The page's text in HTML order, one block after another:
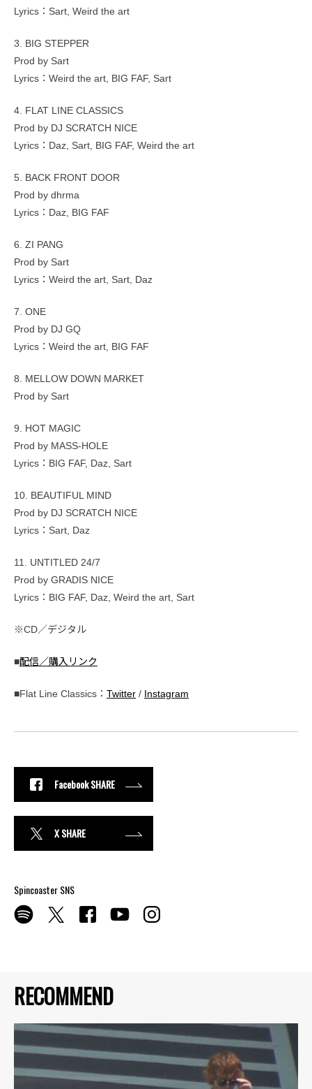
RECOMMEND
Lyrics：Sart, Weird the art
3. BIG STEPPER
Prod by Sart
Lyrics：Weird the art, BIG FAF, Sart
4. FLAT LINE CLASSICS
Prod by DJ SCRATCH NICE
Lyrics：Daz, Sart, BIG FAF, Weird the art
5. BACK FRONT DOOR
Prod by dhrma
Lyrics：Daz, BIG FAF
6. ZI PANG
Prod by Sart
Lyrics：Weird the art, Sart, Daz
7. ONE
Prod by DJ GQ
Lyrics：Weird the art, BIG FAF
8. MELLOW DOWN MARKET
Prod by Sart
9. HOT MAGIC
Prod by MASS-HOLE
Lyrics：BIG FAF, Daz, Sart
10. BEAUTIFUL MIND
Prod by DJ SCRATCH NICE
Lyrics：Sart, Daz
11. UNTITLED 24/7
Prod by GRADIS NICE
Lyrics：BIG FAF, Daz, Weird the art, Sart
※CD／デジタル
■配信／購入リンク
■Flat Line Classics： Twitter / Instagram
Facebook SHARE
X SHARE
Spincoaster SNS